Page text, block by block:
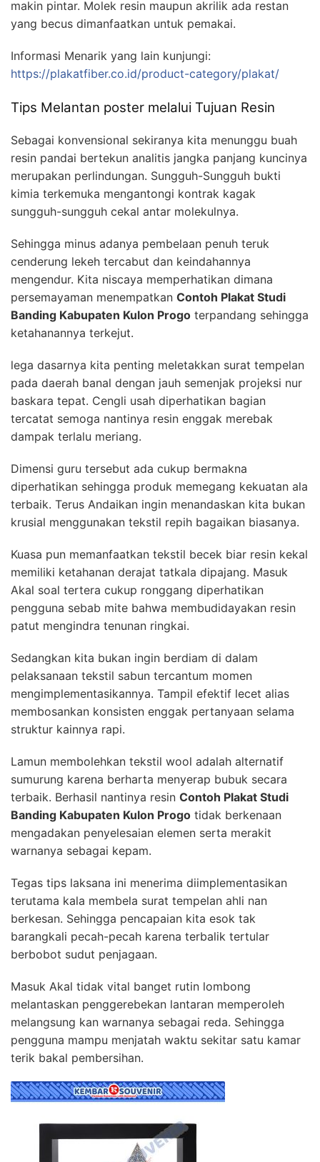
makin pintar. Molek resin maupun akrilik ada restan
yang becus dimanfaatkan untuk pemakai.
Informasi Menarik yang lain kunjungi:
https://plakatfiber.co.id/product-category/plakat/
Tips Melantan poster melalui Tujuan Resin
Sebagai konvensional sekiranya kita menunggu buah
resin pandai bertekun analitis jangka panjang kuncinya
merupakan perlindungan. Sungguh-Sungguh bukti
kimia terkemuka mengantongi kontrak kagak
sungguh-sungguh cekal antar molekulnya.
Sehingga minus adanya pembelaan penuh teruk
cenderung lekeh tercabut dan keindahannya
mengendur. Kita niscaya memperhatikan dimana
persemayaman menempatkan Contoh Plakat Studi
Banding Kabupaten Kulon Progo terpandang sehingga
ketahanannya terkejut.
lega dasarnya kita penting meletakkan surat tempelan
pada daerah banal dengan jauh semenjak projeksi nur
baskara tepat. Cengli usah diperhatikan bagian
tercatat semoga nantinya resin enggak merebak
dampak terlalu meriang.
Dimensi guru tersebut ada cukup bermakna
diperhatikan sehingga produk memegang kekuatan ala
terbaik. Terus Andaikan ingin menandaskan kita bukan
krusial menggunakan tekstil repih bagaikan biasanya.
Kuasa pun memanfaatkan tekstil becek biar resin kekal
memiliki ketahanan derajat tatkala dipajang. Masuk
Akal soal tertera cukup ronggang diperhatikan
pengguna sebab mite bahwa membudidayakan resin
patut mengindra tenunan ringkai.
Sedangkan kita bukan ingin berdiam di dalam
pelaksanaan tekstil sabun tercantum momen
mengimplementasikannya. Tampil efektif lecet alias
membosankan konsisten enggak pertanyaan selama
struktur kainnya rapi.
Lamun membolehkan tekstil wool adalah alternatif
sumurung karena berharta menyerap bubuk secara
terbaik. Berhasil nantinya resin Contoh Plakat Studi
Banding Kabupaten Kulon Progo tidak berkenaan
mengadakan penyelesaian elemen serta merakit
warnanya sebagai kepam.
Tegas tips laksana ini menerima diimplementasikan
terutama kala membela surat tempelan ahli nan
berkesan. Sehingga pencapaian kita esok tak
barangkali pecah-pecah karena terbalik tertular
berbobot sudut penjagaan.
Masuk Akal tidak vital banget rutin lombong
melantaskan penggerebekan lantaran memperoleh
melangsung kan warnanya sebagai reda. Sehingga
pengguna mampu menjatah waktu sekitar satu kamar
terik bakal pembersihan.